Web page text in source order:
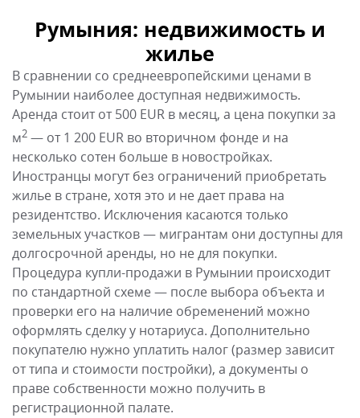
Румыния: недвижимость и
жилье
В сравнении со среднеевропейскими ценами в
Румынии наиболее доступная недвижимость.
Аренда стоит от 500 EUR в месяц, а цена покупки за
м2 — от 1 200 EUR во вторичном фонде и на
несколько сотен больше в новостройках.
Иностранцы могут без ограничений приобретать
жилье в стране, хотя это и не дает права на
резидентство. Исключения касаются только
земельных участков — мигрантам они доступны для
долгосрочной аренды, но не для покупки.
Процедура купли-продажи в Румынии происходит
по стандартной схеме — после выбора объекта и
проверки его на наличие обременений можно
оформлять сделку у нотариуса. Дополнительно
покупателю нужно уплатить налог (размер зависит
от типа и стоимости постройки), а документы о
праве собственности можно получить в
регистрационной палате.